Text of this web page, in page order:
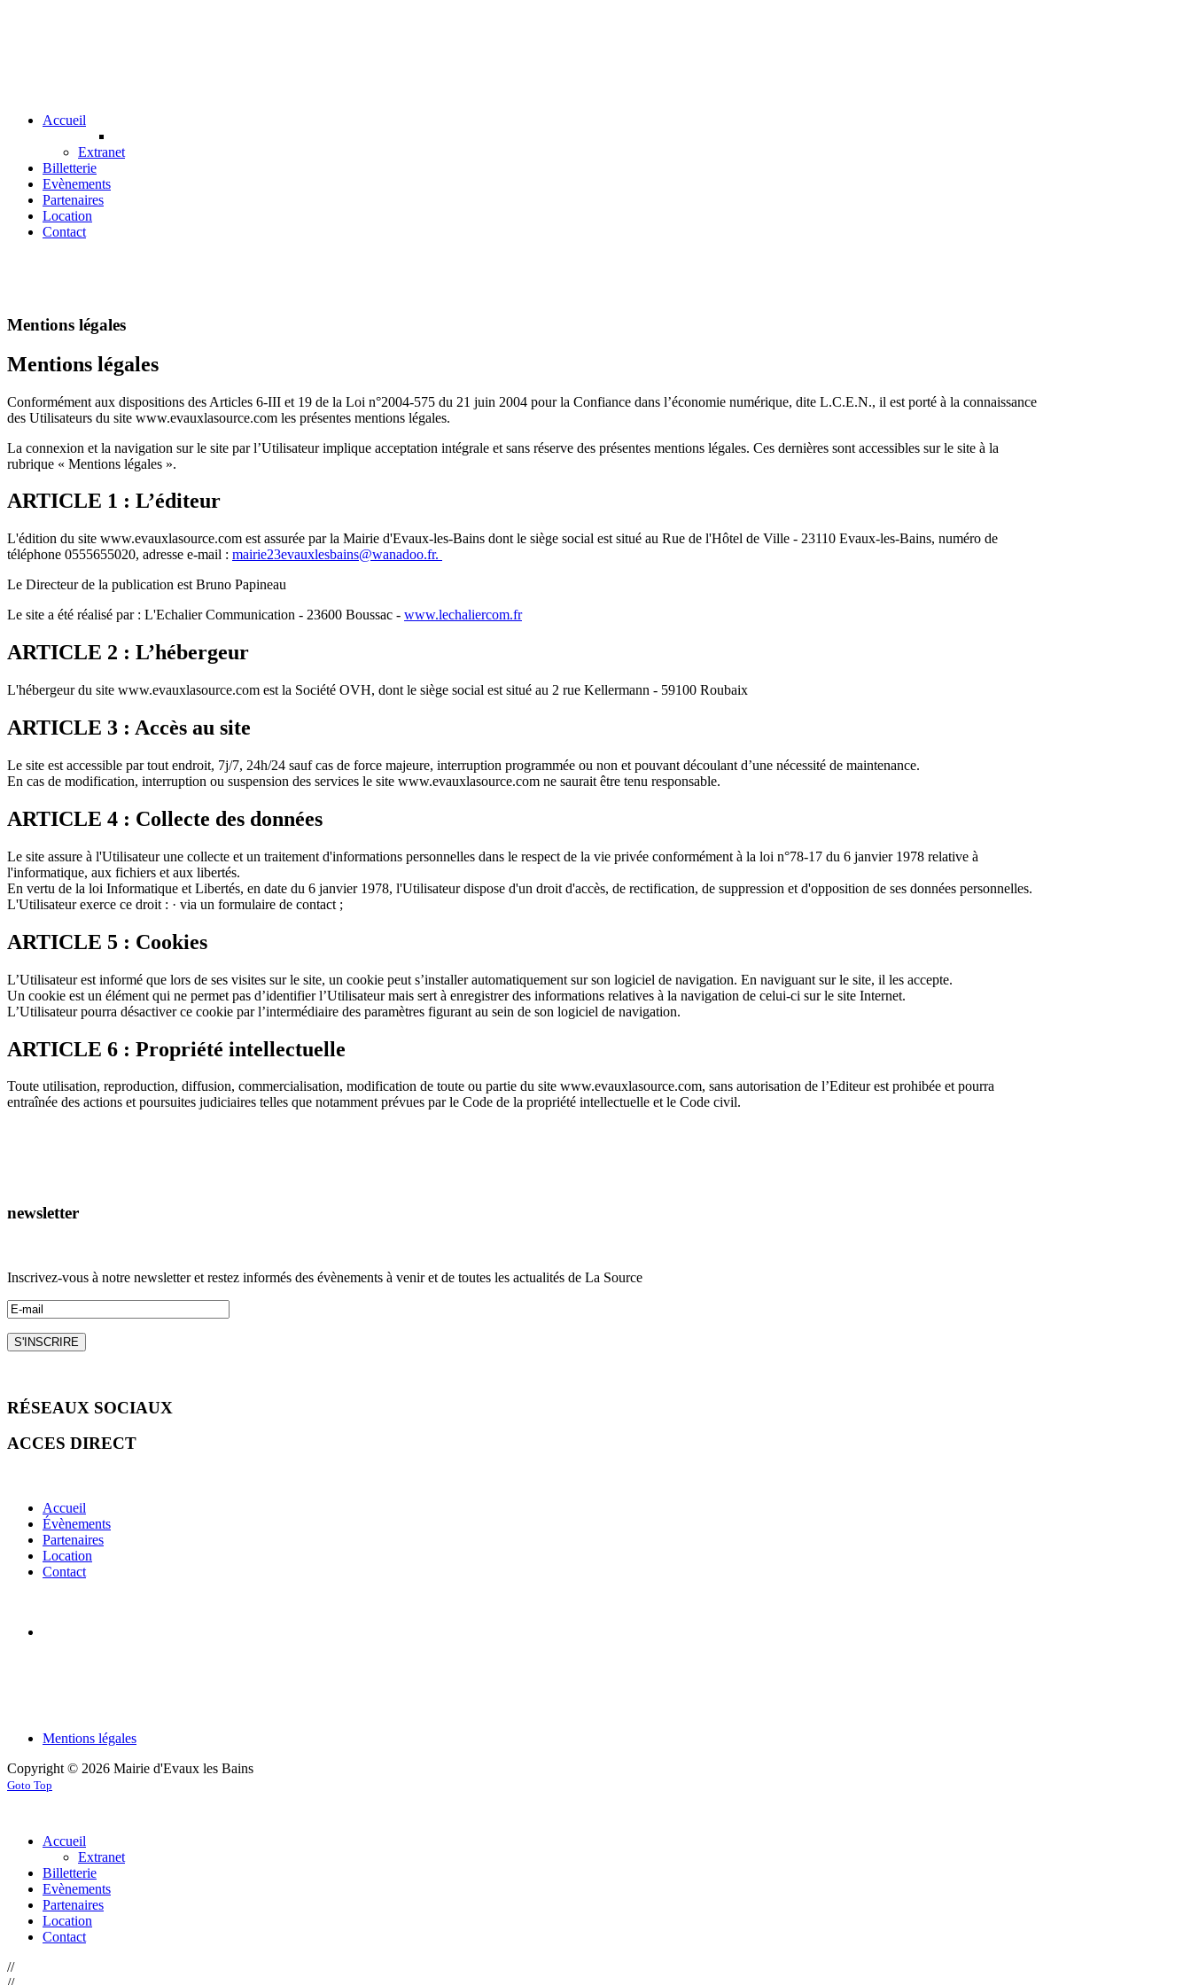
Accueil
Extranet
Billetterie
Evènements
Partenaires
Location
Contact
Mentions légales
Mentions légales
Conformément aux dispositions des Articles 6-III et 19 de la Loi n°2004-575 du 21 juin 2004 pour la Confiance dans l’économie numérique, dite L.C.E.N., il est porté à la connaissance
des Utilisateurs du site www.evauxlasource.com les présentes mentions légales.
La connexion et la navigation sur le site par l’Utilisateur implique acceptation intégrale et sans réserve des présentes mentions légales. Ces dernières sont accessibles sur le site à la
rubrique « Mentions légales ».
ARTICLE 1 : L’éditeur
L'édition du site www.evauxlasource.com est assurée par la Mairie d'Evaux-les-Bains dont le siège social est situé au Rue de l'Hôtel de Ville - 23110 Evaux-les-Bains, numéro de
téléphone 0555655020, adresse e-mail : mairie23evauxlesbains@wanadoo.fr.
Le Directeur de la publication est Bruno Papineau
Le site a été réalisé par : L'Echalier Communication - 23600 Boussac - www.lechaliercom.fr
ARTICLE 2 : L’hébergeur
L'hébergeur du site www.evauxlasource.com est la Société OVH, dont le siège social est situé au 2 rue Kellermann - 59100 Roubaix
ARTICLE 3 : Accès au site
Le site est accessible par tout endroit, 7j/7, 24h/24 sauf cas de force majeure, interruption programmée ou non et pouvant découlant d’une nécessité de maintenance.
En cas de modification, interruption ou suspension des services le site www.evauxlasource.com ne saurait être tenu responsable.
ARTICLE 4 : Collecte des données
Le site assure à l'Utilisateur une collecte et un traitement d'informations personnelles dans le respect de la vie privée conformément à la loi n°78-17 du 6 janvier 1978 relative à
l'informatique, aux fichiers et aux libertés.
En vertu de la loi Informatique et Libertés, en date du 6 janvier 1978, l'Utilisateur dispose d'un droit d'accès, de rectification, de suppression et d'opposition de ses données personnelles.
L'Utilisateur exerce ce droit : · via un formulaire de contact ;
ARTICLE 5 : Cookies
L’Utilisateur est informé que lors de ses visites sur le site, un cookie peut s’installer automatiquement sur son logiciel de navigation. En naviguant sur le site, il les accepte.
Un cookie est un élément qui ne permet pas d’identifier l’Utilisateur mais sert à enregistrer des informations relatives à la navigation de celui-ci sur le site Internet.
L’Utilisateur pourra désactiver ce cookie par l’intermédiaire des paramètres figurant au sein de son logiciel de navigation.
ARTICLE 6 : Propriété intellectuelle
Toute utilisation, reproduction, diffusion, commercialisation, modification de toute ou partie du site www.evauxlasource.com, sans autorisation de l’Editeur est prohibée et pourra
entraînée des actions et poursuites judiciaires telles que notamment prévues par le Code de la propriété intellectuelle et le Code civil.
newsletter
Inscrivez-vous à notre newsletter et restez informés des évènements à venir et de toutes les actualités de La Source
RÉSEAUX SOCIAUX
ACCES DIRECT
Accueil
Évènements
Partenaires
Location
Contact
Mentions légales
Copyright © 2026 Mairie d'Evaux les Bains
Goto Top
Accueil
Extranet
Billetterie
Evènements
Partenaires
Location
Contact
//